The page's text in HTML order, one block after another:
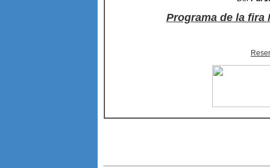
Programa de la fira